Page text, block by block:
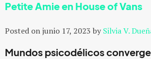
Petite Amie en House of Vans
Posted on junio 17, 2023 by Silvia V.
Mundos psicodélicos